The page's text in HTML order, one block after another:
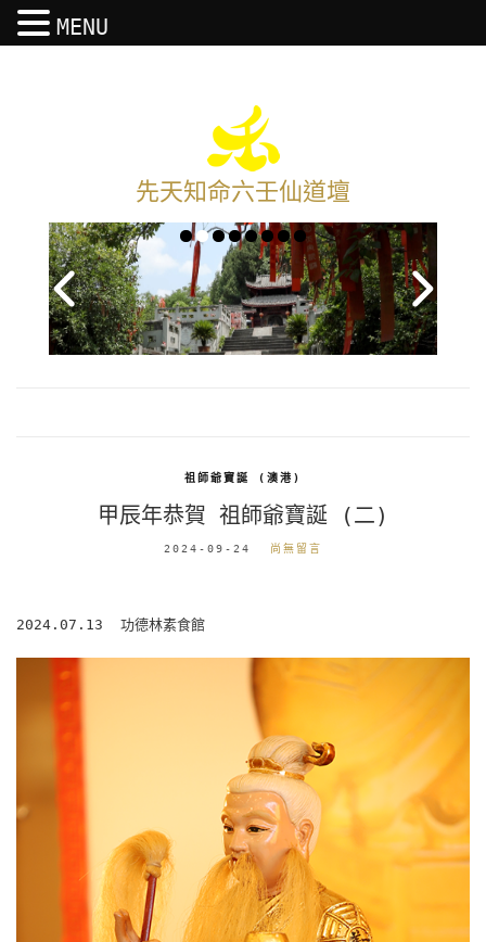
先天知命六壬仙道壇
祖師爺寶誕 (澳港)
甲辰年恭賀 祖師爺寶誕 (二)
2024-09-24 尚無留言
2024.07.13 功德林素食館
MENU